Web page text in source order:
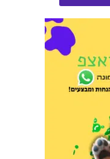
אזל המלאי